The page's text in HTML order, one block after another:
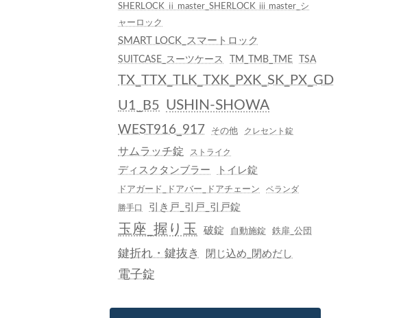
SHERLOCK ⅱ master_SHERLOCK ⅲ master_シ
ャーロック
SMART LOCK_スマートロック
SUITCASE_スーツケース TM_TMB_TME TSA
TX_TTX_TLK_TXK_PXK_SK_PX_GD
U1_B5 USHIN-SHOWA
WEST916_917 その他 クレセント錠
サムラッチ錠 ストライク
ディスクタンブラー トイレ錠
ドアガード_ドアバー_ドアチェーン ベランダ
勝手口 引き戸_引戸_引戸錠
玉座_握り玉 破錠 自動施錠 鉄扉_公団
鍵折れ・鍵抜き 閉じ込め_閉めだし
電子錠